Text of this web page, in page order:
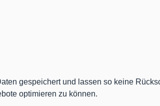
gespeichert und lassen so keine
optimieren zu können.